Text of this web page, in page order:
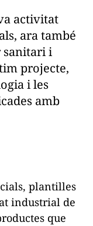
activitat
ara també
sanitari i
projecte,
i les
amb
plantilles
industrial de
que